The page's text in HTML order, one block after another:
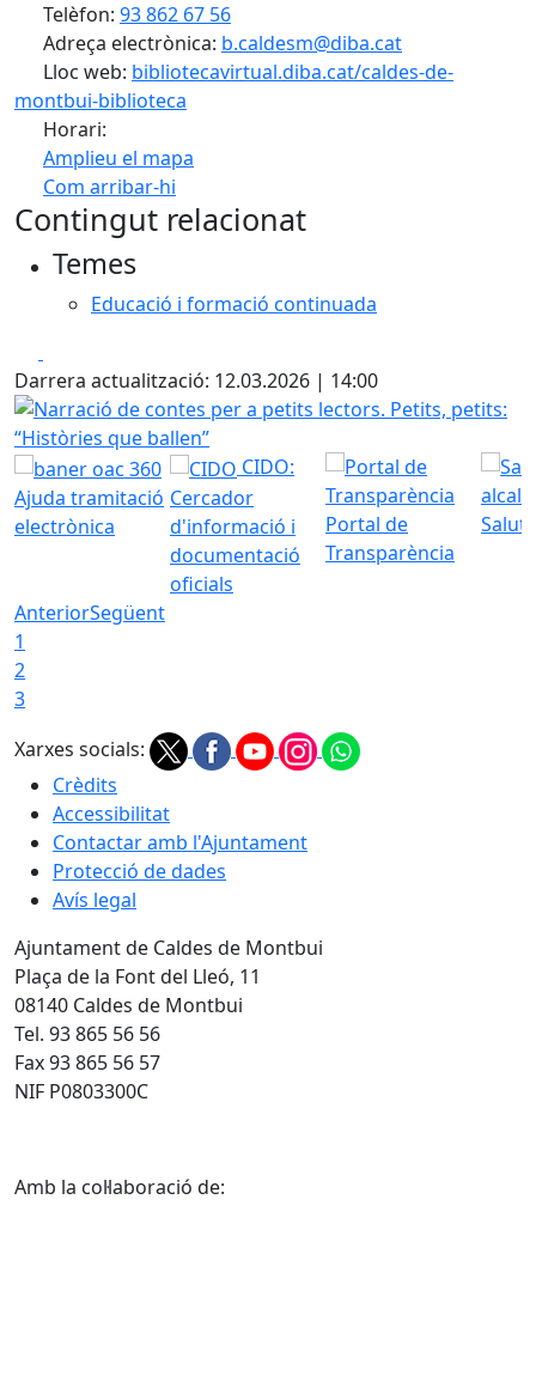
Telèfon: 93 862 67 56
Adreça electrònica: b.caldesm@diba.cat
Lloc web: bibliotecavirtual.diba.cat/caldes-de-
montbui-biblioteca
Horari:
Amplieu el mapa
Com arribar-hi
+
Contingut relacionat
Temes
Educació i formació continuada
Darrera actualització: 12.03.2026 | 14:00
Narració de contes per a petits lectors. Petits, petits:
Ajuda tramitació
electrònica
CIDO:
Cercador
d'informació i
documentació
oficials
Portal de
Transparència
AnteriorSegüent
1
2
3
Xarxes socials:
Crèdits
Accessibilitat
Contactar amb l'Ajuntament
Protecció de dades
Avís legal
Ajuntament de Caldes de Montbui
Plaça de la Font del Lleó, 11
08140 Caldes de Montbui
Tel. 93 865 56 56
Fax 93 865 56 57
NIF P0803300C
Amb la col·laboració de: